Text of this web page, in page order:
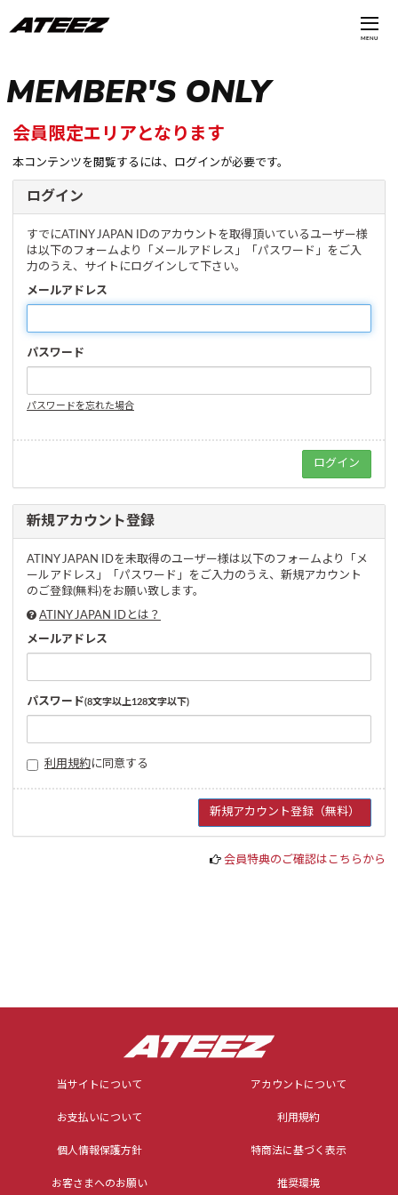
MENU
MEMBER'S ONLY
会員限定エリアとなります
本コンテンツを閲覧するには、ログインが必要です。
ログイン
すでにATINY JAPAN IDのアカウントを取得頂いているユーザー様
は以下のフォームより「メールアドレス」「パスワード」をご入
力のうえ、サイトにログインして下さい。
メールアドレス
パスワード
パスワードを忘れた場合
新規アカウント登録
ATINY JAPAN IDを未取得のユーザー様は以下のフォームより「メ
ールアドレス」「パスワード」をご入力のうえ、新規アカウント
のご登録(無料)をお願い致します。
ATINY JAPAN IDとは？
メールアドレス
パスワード(8文字以上128文字以下)
利用規約に同意する
会員特典のご確認はこちらから
当サイトについて アカウントについて
お支払いについて 利用規約
個人情報保護方針 特商法に基づく表示
お客さまへのお願い 推奨環境